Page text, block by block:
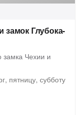
замок Глубока-
замка Чехии и
пятницу, субботу